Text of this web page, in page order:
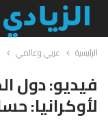
الرئيسية عربي وعالمي
فيديو: دول
لأوكرانيا: